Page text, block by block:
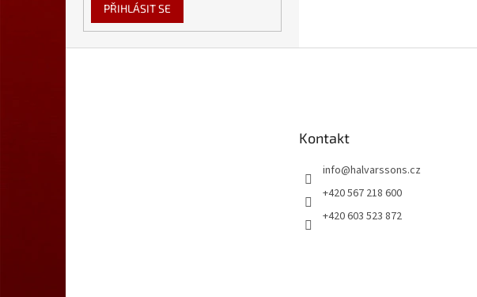
PŘIHLÁSIT SE
Kontakt
info@halvarssons.cz
+420 567 218 600
+420 603 523 872